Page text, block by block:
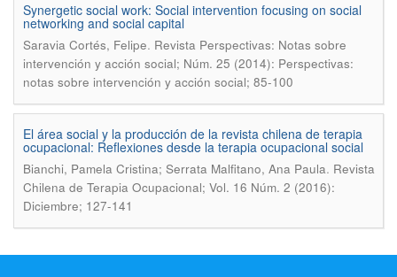
Synergetic social work: Social intervention focusing on social
networking and social capital
Saravia Cortés, Felipe. Revista Perspectivas: Notas sobre
intervención y acción social; Núm. 25 (2014): Perspectivas:
notas sobre intervención y acción social; 85-100
El área social y la producción de la revista chilena de terapia
ocupacional: Reflexiones desde la terapia ocupacional social
Bianchi, Pamela Cristina; Serrata Malfitano, Ana Paula. Revista
Chilena de Terapia Ocupacional; Vol. 16 Núm. 2 (2016):
Diciembre; 127-141